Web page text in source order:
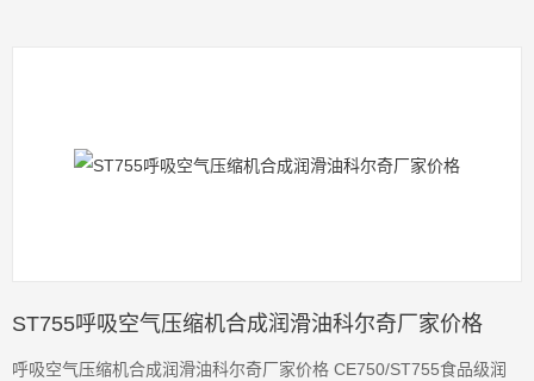
ST755呼吸空气压缩机合成润滑油科尔奇厂家价格
呼吸空气压缩机合成润滑油科尔奇厂家价格 CE750/ST755食品级润